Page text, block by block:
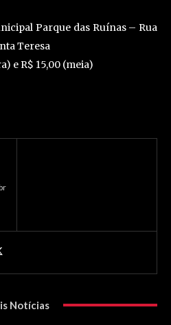
Parque das Ruínas – Rua
Teresa
e R$ 15,00 (meia)
Notícias